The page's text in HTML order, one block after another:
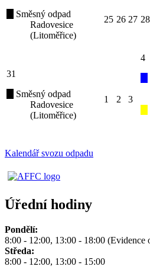
Směsný odpad
Radovesice
(Litoměřice)
25 26 27 28
31
Směsný odpad
Radovesice
(Litoměřice)
1 2 3
4
Kalendář svozu odpadu
Úřední hodiny
Pondělí:
8:00 - 12:00, 13:00 - 18:00 (Evidence
Středa:
8:00 - 12:00, 13:00 - 15:00